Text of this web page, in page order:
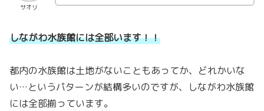
サオリ
しながわ水族館には全部います！！
都内の水族館は土地がないこともあってか、どれかいな
い…というパターンが結構多いのですが、しながわ水族館
には全部揃っています。